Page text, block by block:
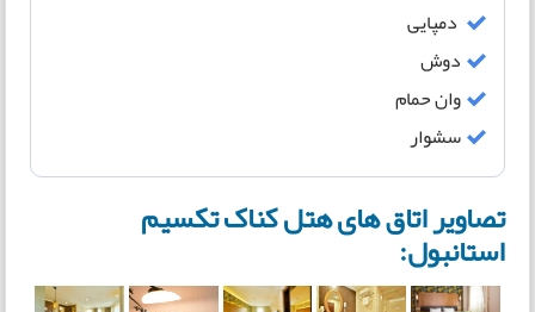
دمپایی
دوش
وان حمام
سشوار
تصاویر اتاق های هتل کناک تکسیم
استانبول: